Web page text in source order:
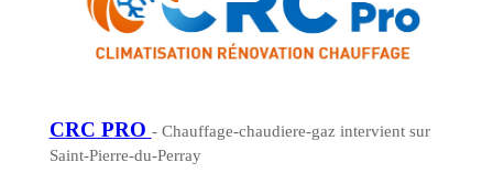
CRC PRO - Chauffage-chaudiere-gaz intervient sur
Saint-Pierre-du-Perray